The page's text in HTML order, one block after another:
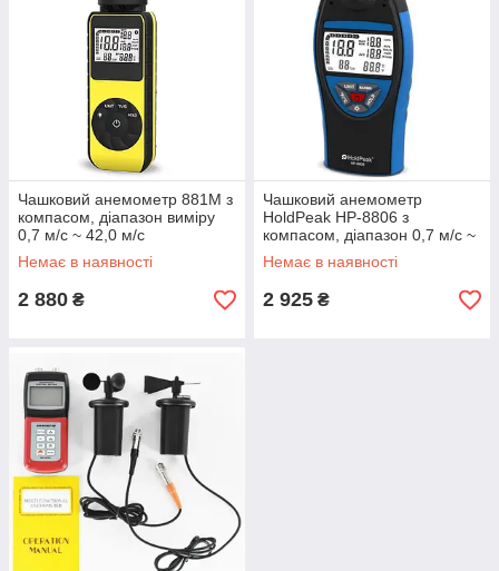
Чашковий анемометр 881M з
компасом, діапазон виміру
0,7 м/с ~ 42,0 м/с
Немає в наявності
2 880 ₴
Чашковий анемометр
HoldPeak HP-8806 з
компасом, діапазон 0,7 м/с ~
42,0 м/с
Немає в наявності
2 925 ₴